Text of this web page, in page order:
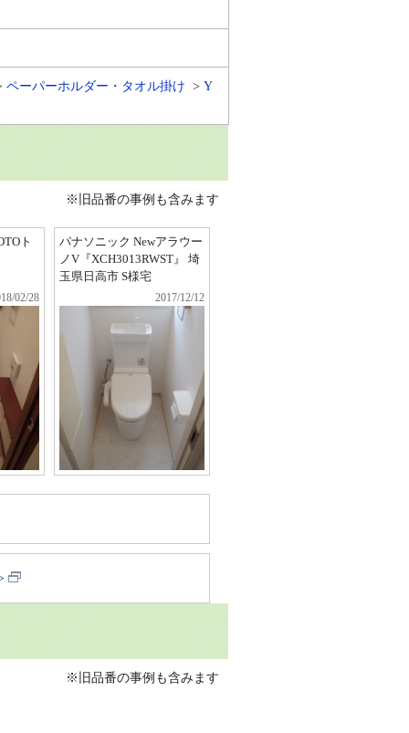
ペーパーホルダー・タオル掛け
Y
※旧品番の事例も含みます
ト
02/28
パナソニック Newアラウー
ノV『XCH3013RWST』 埼
玉県日高市 S様宅
2017/12/12
※旧品番の事例も含みます